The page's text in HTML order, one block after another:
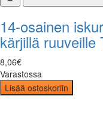
14-osainen
kärjillä ruuveille
8,06€
Varastossa
Lisää ostoskoriin